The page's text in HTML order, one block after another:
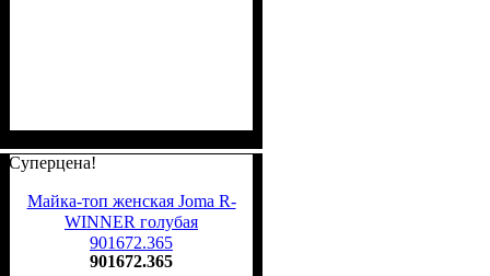
Суперцена!
Майка-топ женская Joma R-
WINNER голубая
901672.365
901672.365